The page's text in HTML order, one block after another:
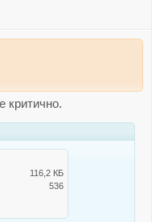
критично.
116,2 КБ
536